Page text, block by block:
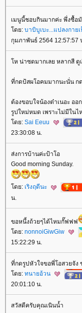
เมนูนี้ชอบกินมากค่ะ พึ่งซื้อ
ดย: บาบิบูเบะ...แปลงกาย
กุมภาพันธ์ 2564 12:57:57
ห น่าซดมากเลย หลากสี ดู
ที่กดป้สผโอคมมากนะนั่น ก
ต้องขอบใจน้องต๋าเนอะ อ
รูปใหม่หมด เพราะไม่มีในไ
ดย: Sai Eeuu
23:30:08 น.
ส่งการบ้านค่ะป้าโอ
Good morning Sunday.
ดย: เริงฤดีนะ
น.
ขอหนึ้งถ้วยๆได้ไหมกั๊ฟฟฟ
ดย: nonnoiGiwGiw
15:22:29 น.
ที่กดรูปหัวใจขอพี่โอสวยจัง
ดย: ทนายอ้วน
20:01:10 น.
สวัสดีครับคุณเนินน้ำ